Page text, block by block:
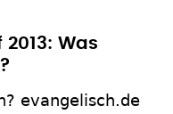
Was
evangelisch.de